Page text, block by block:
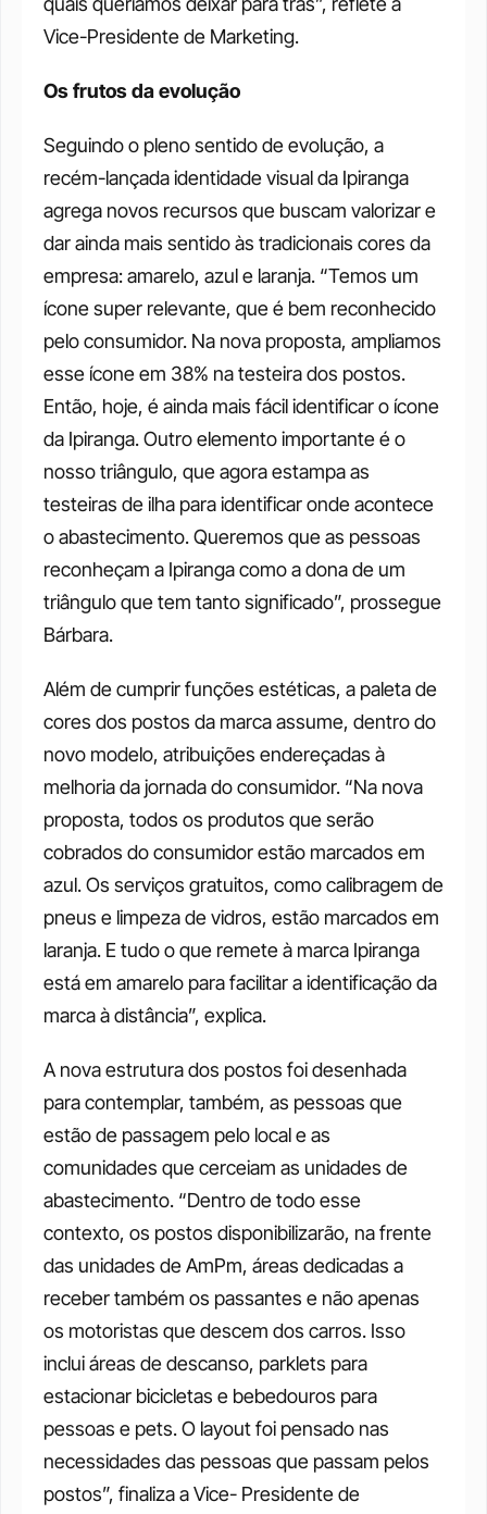
Vice-Presidente de Marketing.
Os frutos da evolução
Seguindo o pleno sentido de evolução, a
recém-lançada identidade visual da Ipiranga
agrega novos recursos que buscam valorizar e
dar ainda mais sentido às tradicionais cores da
empresa: amarelo, azul e laranja. “Temos um
ícone super relevante, que é bem reconhecido
pelo consumidor. Na nova proposta, ampliamos
esse ícone em 38% na testeira dos postos.
Então, hoje, é ainda mais fácil identificar o ícone
da Ipiranga. Outro elemento importante é o
nosso triângulo, que agora estampa as
testeiras de ilha para identificar onde acontece
o abastecimento. Queremos que as pessoas
reconheçam a Ipiranga como a dona de um
triângulo que tem tanto significado”, prossegue
Bárbara.
Além de cumprir funções estéticas, a paleta de
cores dos postos da marca assume, dentro do
novo modelo, atribuições endereçadas à
melhoria da jornada do consumidor. “Na nova
proposta, todos os produtos que serão
cobrados do consumidor estão marcados em
azul. Os serviços gratuitos, como calibragem de
pneus e limpeza de vidros, estão marcados em
laranja. E tudo o que remete à marca Ipiranga
está em amarelo para facilitar a identificação da
marca à distância”, explica.
A nova estrutura dos postos foi desenhada
para contemplar, também, as pessoas que
estão de passagem pelo local e as
comunidades que cerceiam as unidades de
abastecimento. “Dentro de todo esse
contexto, os postos disponibilizarão, na frente
das unidades de AmPm, áreas dedicadas a
receber também os passantes e não apenas
os motoristas que descem dos carros. Isso
inclui áreas de descanso, parklets para
estacionar bicicletas e bebedouros para
pessoas e pets. O layout foi pensado nas
necessidades das pessoas que passam pelos
postos”, finaliza a Vice- Presidente de